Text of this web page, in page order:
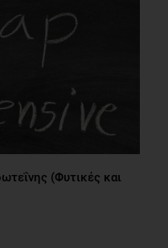
(Φυτικές και